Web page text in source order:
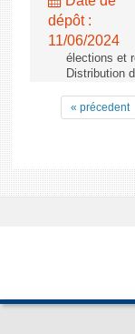
dépôt :
11/06/2024
élections et
Distribution
« précedent